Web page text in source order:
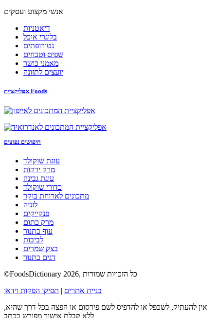
אנשי מקצוע ועסקים
דיאטניות
בלוגרי אוכל
נטורופתים
שפים וטבחים
מאמני כושר
יועצים לתזונה
אפליקציית Foods
חיפושים נפוצים
עוגת שוקולד
מרק ירקות
עוגת גבינה
כדורי שוקולד
מתכונים לארוחת בוקר
לזניה
פנקייקים
מרק כתום
עוף בתנור
לביבות
בצק שמרים
דגים בתנור
©FoodsDictionary 2026, כל הזכויות שמורות
בניית אתרים | תפיקו הפקות וידאו
אין להעתיק, לשכפל או להדפיס לשם פירסום או הפצה בכל דרך שהיא,
ללא קבלת אישור מפורש בכתב